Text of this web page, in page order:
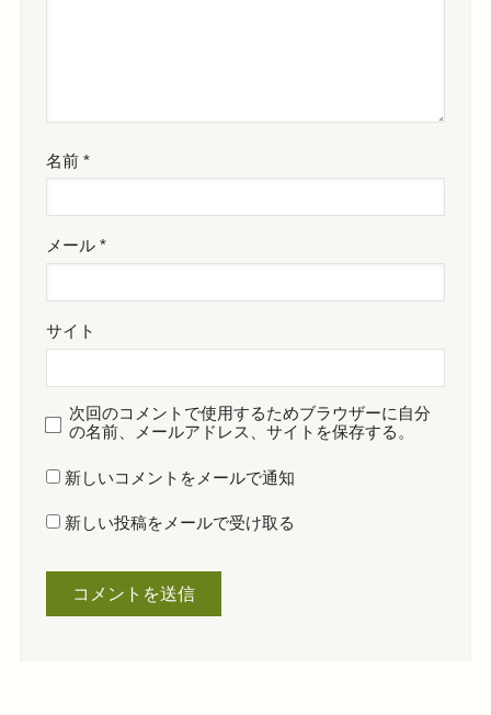
名前*
メール*
サイト
次回のコメントで使用するためブラウザーに自分
の名前、メールアドレス、サイトを保存する。
新しいコメントをメールで通知
新しい投稿をメールで受け取る